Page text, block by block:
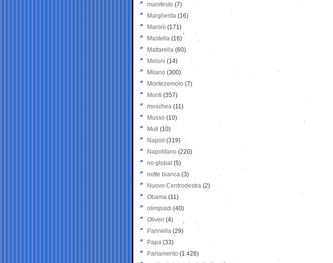
manifesto (7)
Margherita (16)
Maroni (171)
Mastella (16)
Mattarella (60)
Meloni (14)
Milano (300)
Montezemolo (7)
Monti (357)
moschea (11)
Musso (10)
Muti (10)
Napoli (319)
Napolitano (220)
no global (5)
notte bianca (3)
Nuovo Centrodestra (2)
Obama (11)
olimpiadi (40)
Oliveri (4)
Pannella (29)
Papa (33)
Parlamento (1.428)